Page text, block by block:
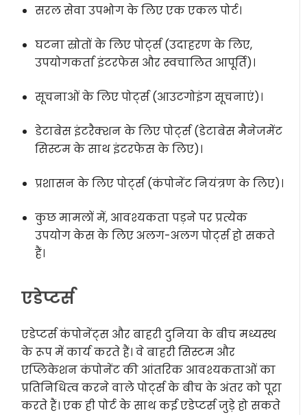
सरल सेवा उपभोग के लिए एक एकल पोर्ट।
घटना स्रोतों के लिए पोर्ट्स (उदाहरण के लिए,
उपयोगकर्ता इंटरफेस और स्वचालित आपूर्ति)।
सूचनाओं के लिए पोर्ट्स (आउटगोइंग सूचनाएं)।
डेटाबेस इंटरैक्शन के लिए पोर्ट्स (डेटाबेस मैनेजमेंट
सिस्टम के साथ इंटरफेस के लिए)।
प्रशासन के लिए पोर्ट्स (कंपोनेंट नियंत्रण के लिए)।
कुछ मामलों में, आवश्यकता पड़ने पर प्रत्येक
उपयोग केस के लिए अलग-अलग पोर्ट्स हो सकते
हैं।
एडेप्टर्स
एडेप्टर्स कंपोनेंट्स और बाहरी दुनिया के बीच मध्यस्थ
के रूप में कार्य करते हैं। वे बाहरी सिस्टम और
एप्लिकेशन कंपोनेंट की आंतरिक आवश्यकताओं का
प्रतिनिधित्व करने वाले पोर्ट्स के बीच के अंतर को पूरा
करते हैं। एक ही पोर्ट के साथ कई एडेप्टर्स जुड़े हो सकते